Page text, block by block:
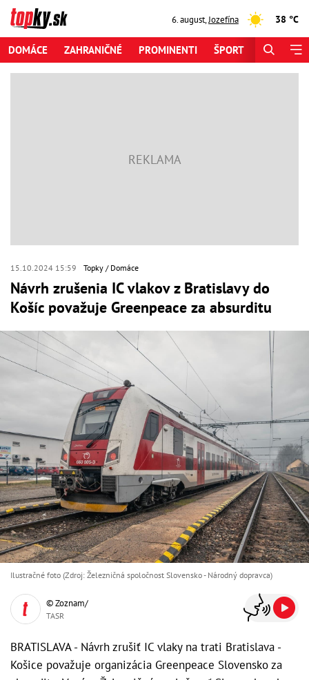
6. august,Jozefína 38 °C
DOMÁCE ZAHRANIČNÉ PROMINENTI ŠPORT
15.10.2024 15:59 Topky Domáce
Návrh zrušenia IC vlakov z Bratislavy do
Košíc považuje Greenpeace za absurditu
Ilustračné foto (Zdroj: Železničná spoločnost Slovensko - Národný dopravca)
© Zoznam/
TASR
BRATISLAVA - Návrh zrušiť IC vlaky na trati Bratislava -
Košice považuje organizácia Greenpeace Slovensko za